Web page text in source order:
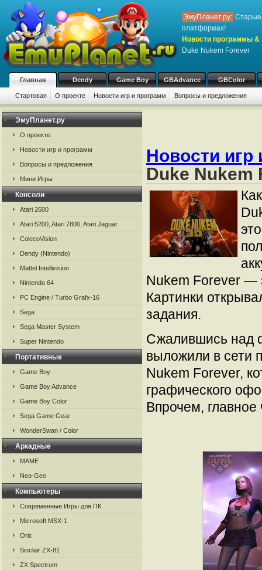
ЭмуПланет.ру: Старые
платформах!
Новости программы &
Duke Nukem Forever
Главная Dendy Game Boy GBAdvance GBColor
Стартовая О проекте Новости игр и программ Вопросы и предложения
ЭмуПланет.ру
О проекте
Новости игр и программ
Вопросы и предложения
Мини Игры
Консоли
Atari 2600
Atari 5200, Atari 7800, Atari Jaguar
ColecoVision
Dendy (Nintendo)
Mattel Intellivision
Nintendo 64
PC Engine / Turbo Grafx-16
Sega
Sega Master System
Super Nintendo
Портативные
Game Boy
Game Boy Advance
Game Boy Color
Sega Game Gear
WonderSwan / Color
Аркадные
MAME
Neo-Geo
Компьютеры
Современные Игры для ПК
Microsoft MSX-1
Oric
Sinclair ZX-81
ZX Spectrum
Новости игр
Duke Nukem
Nukem Forever —
Картинки
задания.
Сжалившись над
выложили в сети
Nukem Forever,
графического
Впрочем,